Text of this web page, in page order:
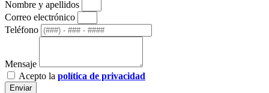
Nombre y apellidos
Correo electrónico
Teléfono
Mensaje
Acepto la política de privacidad
Enviar